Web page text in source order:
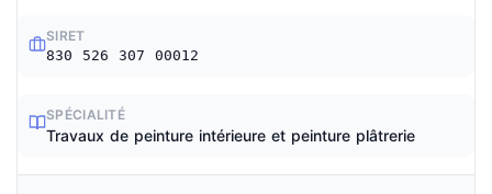
SIRET
830 526 307 00012
SPÉCIALITÉ
Travaux de peinture intérieure et peinture plâtrerie